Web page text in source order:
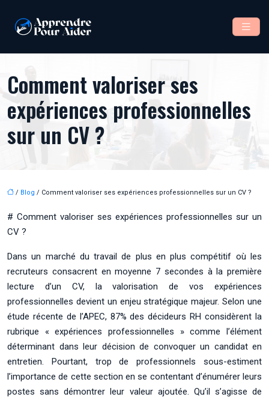
Comment valoriser ses
expériences professionnelles
sur un CV ?
/ Blog / Comment valoriser ses expériences professionnelles sur un CV ?
# Comment valoriser ses expériences professionnelles sur un
CV ?
Dans un marché du travail de plus en plus compétitif où les
recruteurs consacrent en moyenne 7 secondes à la première
lecture d’un CV, la valorisation de vos expériences
professionnelles devient un enjeu stratégique majeur. Selon une
étude récente de l’APEC, 87% des décideurs RH considèrent la
rubrique « expériences professionnelles » comme l’élément
déterminant dans leur décision de convoquer un candidat en
entretien. Pourtant, trop de professionnels sous-estiment
l’importance de cette section en se contentant d’énumérer leurs
postes sans démontrer leur valeur ajoutée. Qu’il s’agisse de